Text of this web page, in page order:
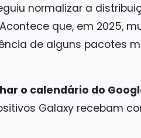
normalizar a
que, em 2025,
de alguns pacotes
o calendário do
Galaxy recebam